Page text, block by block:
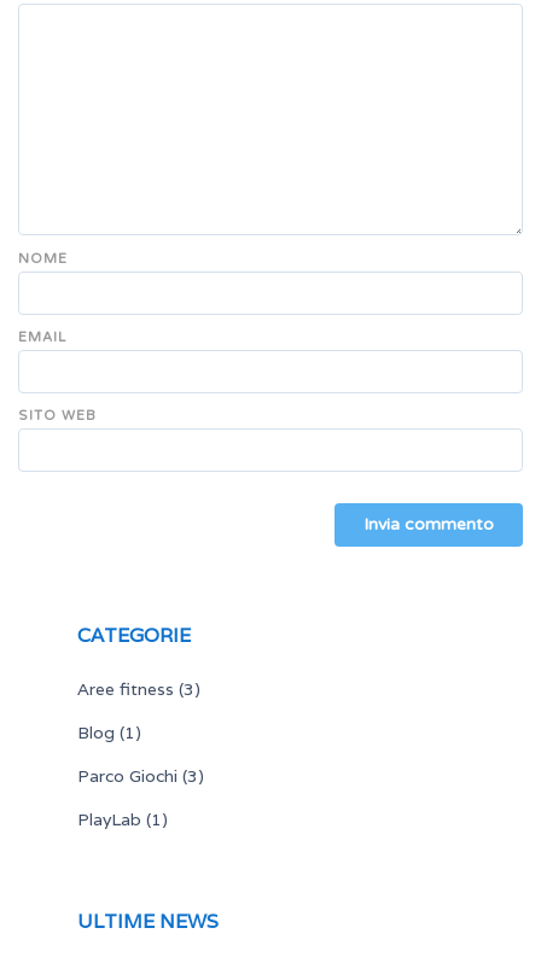
NOME
EMAIL
SITO WEB
CATEGORIE
Aree fitness (3)
Blog (1)
Parco Giochi (3)
PlayLab (1)
ULTIME NEWS